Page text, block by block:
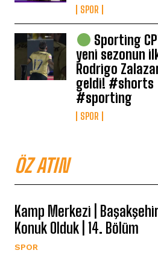
SPOR
Sporting
yeni sezonun
Rodrigo
geldi! #shorts
#sporting
SPOR
ÖZ ATIN
Kamp Merkezi |
Konuk Olduk | 14. Bölüm
SPOR